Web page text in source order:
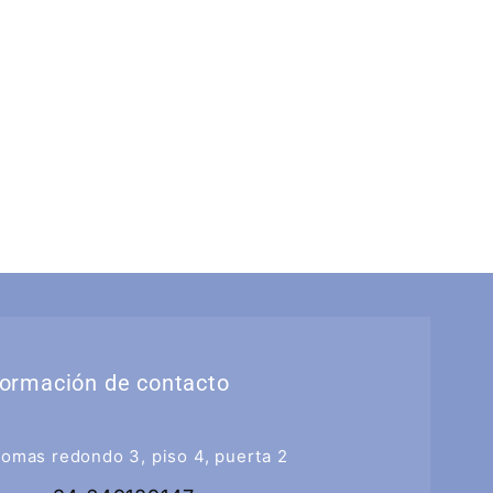
de contacto
redondo 3, piso 4, puerta 2